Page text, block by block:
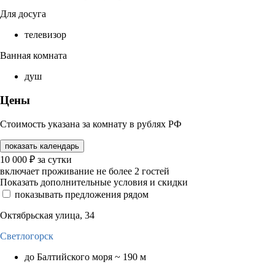
Для досуга
телевизор
Ванная комната
душ
Цены
Стоимость указана за комнату в рублях РФ
показать календарь
10 000 ₽ за сутки
включает проживание не более 2 гостей
Показать дополнительные условия и скидки
показывать предложения рядом
Октябрьская улица, 34
Светлогорск
до Балтийского моря ~ 190 м